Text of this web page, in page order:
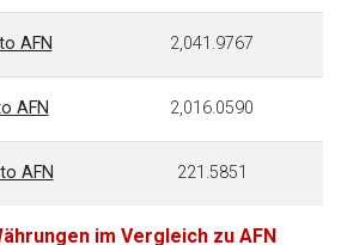
AFN 2,041.9767
AFN 2,016.0590
AFN 221.5851
im Vergleich zu AFN